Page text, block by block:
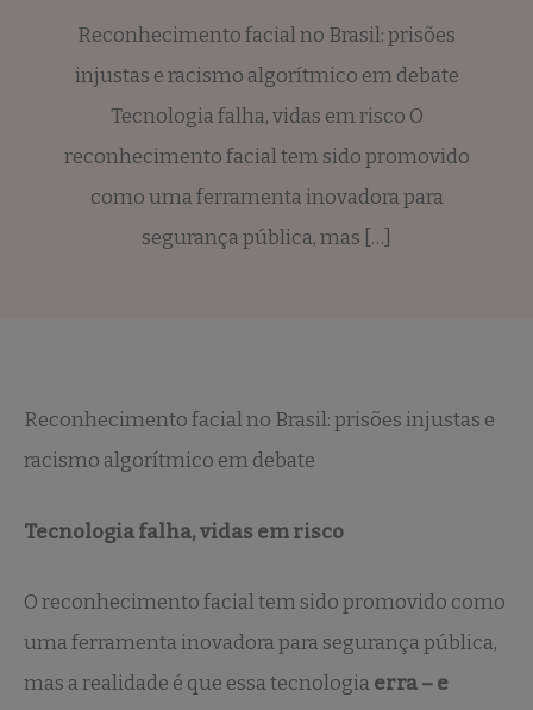
Reconhecimento facial no Brasil: prisões
injustas e racismo algorítmico em debate
Tecnologia falha, vidas em risco O
reconhecimento facial tem sido promovido
como uma ferramenta inovadora para
segurança pública, mas […]
Reconhecimento facial no Brasil: prisões injustas e
racismo algorítmico em debate
Tecnologia falha, vidas em risco
O reconhecimento facial tem sido promovido como
uma ferramenta inovadora para segurança pública,
mas a realidade é que essa tecnologiaerra – e